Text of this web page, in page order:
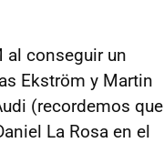
al conseguir un
Ekström y Martin
(recordemos que
La Rosa en el